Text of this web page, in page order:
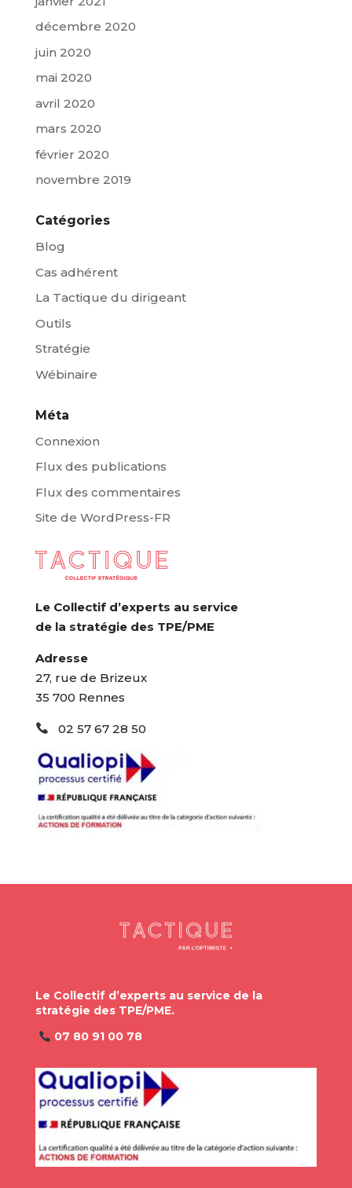
décembre 2020
juin 2020
mai 2020
avril 2020
mars 2020
février 2020
novembre 2019
Catégories
Blog
Cas adhérent
La Tactique du dirigeant
Outils
Stratégie
Wébinaire
Méta
Connexion
Flux des publications
Flux des commentaires
Site de WordPress-FR
Le Collectif d’experts au service
de la stratégie des TPE/PME
Adresse
27, rue de Brizeux
35 700 Rennes
02 57 67 28 50
Le Collectif d’experts au service de la
stratégie des TPE/PME.
07 80 91 00 78